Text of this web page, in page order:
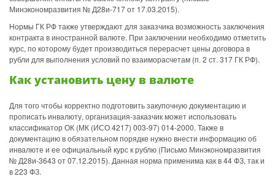
Минэкономразвития № Д28и-717 от 17.03.2015).
Нормы ГК РФ также утверждают для заказчика возможность заключения
контракта в иностранной валюте. При заключении необходимо отметить
курс, по которому будет производиться перерасчет цены договора в
рубли для выполнения условий по взаиморасчетам (п. 2 ст. 317 ГК РФ).
Как установить цену в валюте
Для того чтобы корректно подготовить закупочную документацию и
прописать инвалюту, организация-заказчик может использовать
классификатор ОК (МК (ИСО 4217) 003-97) 014-2000. Также в
документацию в обязательном порядке нужно внести информацию об
инвалюте и ее официальный курс к рублю (Письмо Минэкономразвития
№ Д28и-3643 от 07.12.2015). Данная норма применима как в 44 ФЗ, так и
в 223 ФЗ.